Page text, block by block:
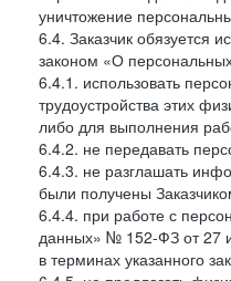
уничтожение
6.4. Заказчик обязуется
законом «О
6.4.1. использовать
трудоустройства этих
либо для выполнения
6.4.2. не передавать
6.4.3. не разглашать
были получены
6.4.4. при работе с
данных» № 152-ФЗ от 27
в терминах указанного